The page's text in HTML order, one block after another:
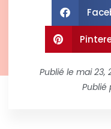
Publié le mai 23,
Publié